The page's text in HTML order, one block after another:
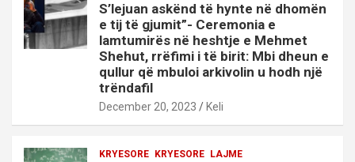
S’lejuan askënd të hynte në dhomën
e tij të gjumit”- Ceremonia e
lamtumirës në heshtje e Mehmet
Shehut, rrëfimi i të birit: Mbi dheun e
qullur që mbuloi arkivolin u hodh një
trëndafil
December 20, 2023 Keli
KRYESORE KRYESORE LAJME